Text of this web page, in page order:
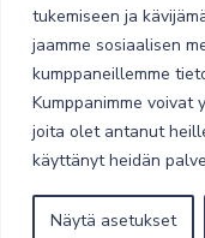
tukemiseen ja
jaamme sosiaalisen
kumppaneillemme
Kumppanimme voivat
joita olet antanut
käyttänyt heidän
Näytä asetukset
Toimitusehdot
Tietosuojaseloste
Tietoturva
© 2026 Micro Magic